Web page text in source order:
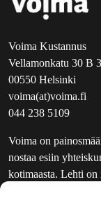
Voima Kustannus
Vellamonkatu 30 B
00550 Helsinki
voima(at)voima.fi
044 238 5109
Voima on
nostaa esiin
kotimaasta. Lehti